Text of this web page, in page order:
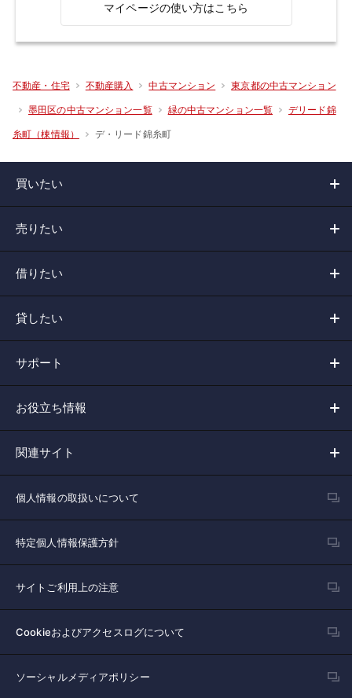
マイページの使い方はこちら
不動産・住宅 不動産購入 中古マンション 東京都の中古マンション
墨田区の中古マンション一覧 緑の中古マンション一覧 デリード錦
糸町（棟情報） デ・リード錦糸町
買いたい
売りたい
借りたい
貸したい
サポート
お役立ち情報
関連サイト
個人情報の取扱いについて
特定個人情報保護方針
サイトご利用上の注意
Cookieおよびアクセスログについて
ソーシャルメディアポリシー